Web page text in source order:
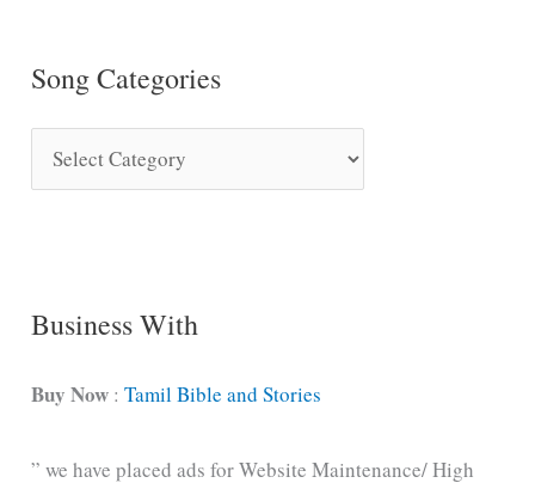
Song Categories
o
t
g
Business With
Buy Now :Tamil Bible and Stories
” we have placed ads for Website Maintenance/ High